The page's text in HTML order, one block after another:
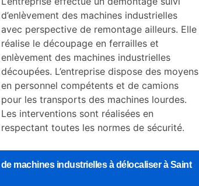
machines industrielles à délocaliser à Saint
d’enlèvement des machines industrielles
avec perspective de remontage ailleurs. Elle
réalise le découpage en ferrailles et
enlèvement des machines industrielles
découpées. L’entreprise dispose des moyens
en personnel compétents et de camions
pour les transports des machines lourdes.
Les interventions sont réalisées en
respectant toutes les normes de sécurité.